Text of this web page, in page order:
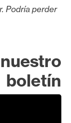
Podría perder
boletín